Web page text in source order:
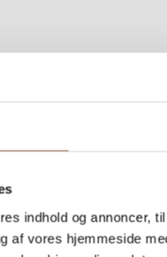
indhold og annoncer,
af vores hjemmeside